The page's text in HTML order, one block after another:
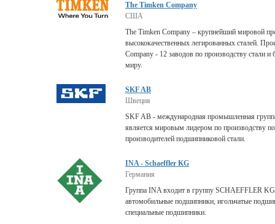
The Timken Company
США
The Timken Company – крупнейший мировой
высококачественных легированных сталей.
Company - 12 заводов по производству стали
миру.
SKF AB
Швеция
SKF AB - международная промышленная
является мировым лидером по производству
производителей подшипниковой стали.
INA - Schaeffler KG
Германия
Группа INA входит в группу SCHAEFFLER
автомобильные подшипники, игольчатые
специальные подшипники.